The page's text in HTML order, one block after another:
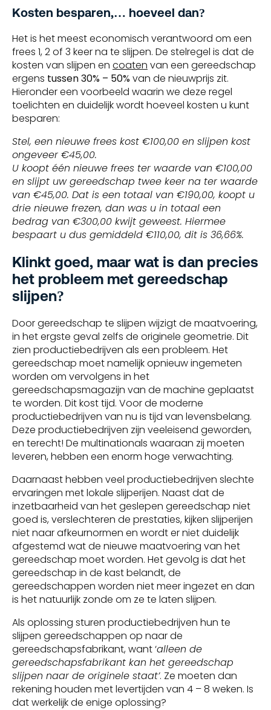
Kosten besparen,… hoeveel dan?
Het is het meest economisch verantwoord om een
frees 1, 2 of 3 keer na te slijpen. De stelregel is dat de
kosten van slijpen en coaten van een gereedschap
ergens tussen 30% – 50%van de nieuwprijs zit.
Hieronder een voorbeeld waarin we deze regel
toelichten en duidelijk wordt hoeveel kosten u kunt
besparen:
Stel, een nieuwe frees kost €100,00 en slijpen kost
ongeveer €45,00.
U koopt één nieuwe frees ter waarde van €100,00
en slijpt uw gereedschap twee keer na ter waarde
van €45,00. Dat is een totaal van €190,00, koopt u
drie nieuwe frezen, dan was u in totaal een
bedrag van €300,00 kwijt geweest. Hiermee
bespaart u dus gemiddeld €110,00, dit is 36,66%.
Klinkt goed, maar wat is dan precies
het probleem met gereedschap
slijpen?
Door gereedschap te slijpen wijzigt de maatvoering,
in het ergste geval zelfs de originele geometrie. Dit
zien productiebedrijven als een probleem. Het
gereedschap moet namelijk opnieuw ingemeten
worden om vervolgens in het
gereedschapsmagazijn van de machine geplaatst
te worden. Dit kost tijd. Voor de moderne
productiebedrijven van nu is tijd van levensbelang.
Deze productiebedrijven zijn veeleisend geworden,
en terecht! De multinationals waaraan zij moeten
leveren, hebben een enorm hoge verwachting.
Daarnaast hebben veel productiebedrijven slechte
ervaringen met lokale slijperijen. Naast dat de
inzetbaarheid van het geslepen gereedschap niet
goed is, verslechteren de prestaties, kijken slijperijen
niet naar afkeurnormen en wordt er niet duidelijk
afgestemd wat de nieuwe maatvoering van het
gereedschap moet worden. Het gevolg is dat het
gereedschap in de kast belandt, de
gereedschappen worden niet meer ingezet en dan
is het natuurlijk zonde om ze te laten slijpen.
Als oplossing sturen productiebedrijven hun te
slijpen gereedschappen op naar de
gereedschapsfabrikant, want ‘alleen de
gereedschapsfabrikant kan het gereedschap
slijpen naar de originele staat’. Ze moeten dan
rekening houden met levertijden van 4 – 8 weken. Is
dat werkelijk de enige oplossing?